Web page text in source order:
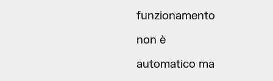
funzionamento
non è
automatico ma